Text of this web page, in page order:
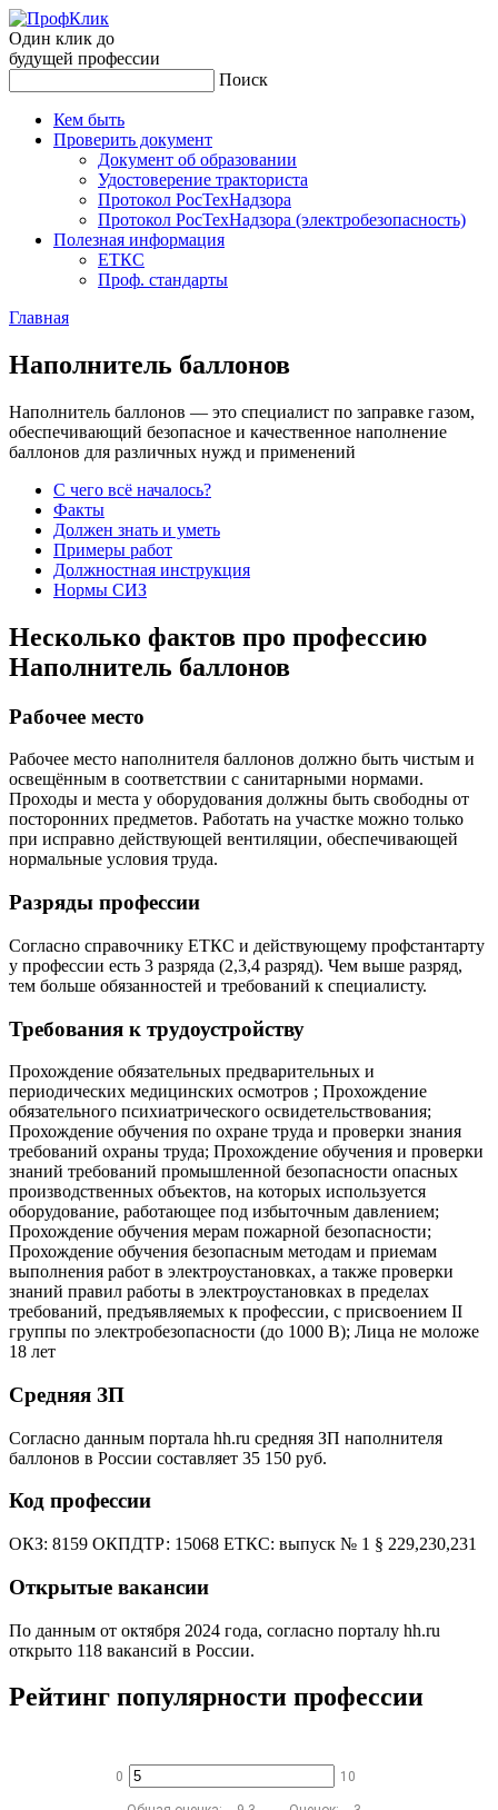
Один клик до
будущей профессии
Поиск
Кем быть
Проверить документ
Документ об образовании
Удостоверение тракториста
Протокол РосТехНадзора
Протокол РосТехНадзора (электробезопасность)
Полезная информация
ЕТКС
Проф. стандарты
Главная
На­пол­ни­тель бал­ло­нов
Наполнитель баллонов — это специалист по заправке газом,
обеспечивающий безопасное и качественное наполнение
баллонов для различных нужд и применений
С чего всё началось?
Факты
Должен знать и уметь
Примеры работ
Должностная инструкция
Нормы СИЗ
Несколько фактов про профессию
Наполнитель баллонов
Рабочее место
Рабочее место наполнителя баллонов должно быть чистым и
освещённым в соответствии с санитарными нормами.
Проходы и места у оборудования должны быть свободны от
посторонних предметов. Работать на участке можно только
при исправно действующей вентиляции, обеспечивающей
нормальные условия труда.
Разряды профессии
Согласно справочнику ЕТКС и действующему профстантарту
у профессии есть 3 разряда (2,3,4 разряд). Чем выше разряд,
тем больше обязанностей и требований к специалисту.
Требования к трудоустройству
Прохождение обязательных предварительных и
периодических медицинских осмотров ; Прохождение
обязательного психиатрического освидетельствования;
Прохождение обучения по охране труда и проверки знания
требований охраны труда; Прохождение обучения и проверки
знаний требований промышленной безопасности опасных
производственных объектов, на которых используется
оборудование, работающее под избыточным давлением;
Прохождение обучения мерам пожарной безопасности;
Прохождение обучения безопасным методам и приемам
выполнения работ в электроустановках, а также проверки
знаний правил работы в электроустановках в пределах
требований, предъявляемых к профессии, с присвоением II
группы по электробезопасности (до 1000 В); Лица не моложе
18 лет
Средняя ЗП
Согласно данным портала hh.ru средняя ЗП наполнителя
баллонов в России составляет 35 150 руб.
Код профессии
ОКЗ: 8159 ОКПДТР: 15068 ЕТКС: выпуск № 1 § 229,230,231
Открытые вакансии
По данным от октября 2024 года, согласно порталу hh.ru
открыто 118 вакансий в России.
Рейтинг популярности профессии
0 10